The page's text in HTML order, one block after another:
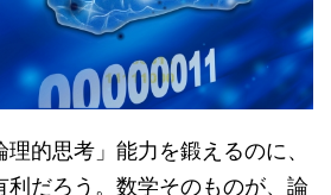
的思考」能力を鍛えるのに、
利だろう。数学そのものが、論